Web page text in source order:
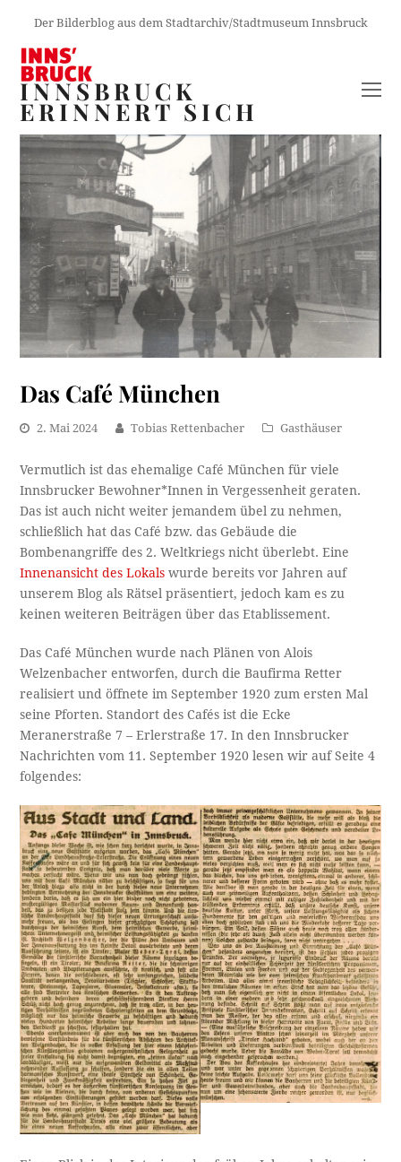
Der Bilderblog aus dem Stadtarchiv/Stadtmuseum Innsbruck
INNSBRUCK
ERINNERT SICH
Das Café München
2. Mai 2024 Tobias Rettenbacher Gasthäuser
Vermutlich ist das ehemalige Café München für viele
Innsbrucker Bewohner*Innen in Vergessenheit geraten.
Das ist auch nicht weiter jemandem übel zu nehmen,
schließlich hat das Café bzw. das Gebäude die
Bombenangriffe des 2. Weltkriegs nicht überlebt. Eine
Innenansicht des Lokals wurde bereits vor Jahren auf
unserem Blog als Rätsel präsentiert, jedoch kam es zu
keinen weiteren Beiträgen über das Etablissement.
Das Café München wurde nach Plänen von Alois
Welzenbacher entworfen, durch die Baufirma Retter
realisiert und öffnete im September 1920 zum ersten Mal
seine Pforten. Standort des Cafés ist die Ecke
Meranerstraße 7 – Erlerstraße 17. In den Innsbrucker
Nachrichten vom 11. September 1920 lesen wir auf Seite 4
folgendes: